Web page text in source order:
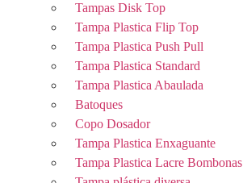
Tampas Disk Top
Tampa Plastica Flip Top
Tampa Plastica Push Pull
Tampa Plastica Standard
Tampa Plastica Abaulada
Batoques
Copo Dosador
Tampa Plastica Enxaguante
Tampa Plastica Lacre Bombonas